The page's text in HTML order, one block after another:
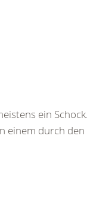
ein
einem durch